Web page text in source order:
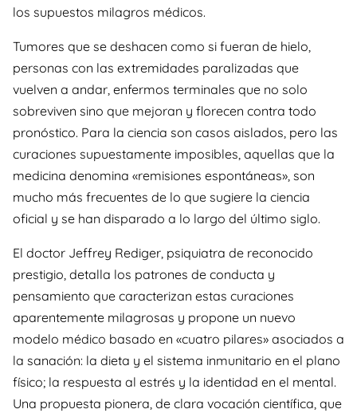
los supuestos milagros médicos.
Tumores que se deshacen como si fueran de hielo,
personas con las extremidades paralizadas que
vuelven a andar, enfermos terminales que no solo
sobreviven sino que mejoran y florecen contra todo
pronóstico. Para la ciencia son casos aislados, pero las
curaciones supuestamente imposibles, aquellas que la
medicina denomina «remisiones espontáneas», son
mucho más frecuentes de lo que sugiere la ciencia
oficial y se han disparado a lo largo del último siglo.
El doctor Jeffrey Rediger, psiquiatra de reconocido
prestigio, detalla los patrones de conducta y
pensamiento que caracterizan estas curaciones
aparentemente milagrosas y propone un nuevo
modelo médico basado en «cuatro pilares» asociados a
la sanación: la dieta y el sistema inmunitario en el plano
físico; la respuesta al estrés y la identidad en el mental.
Una propuesta pionera, de clara vocación científica, que